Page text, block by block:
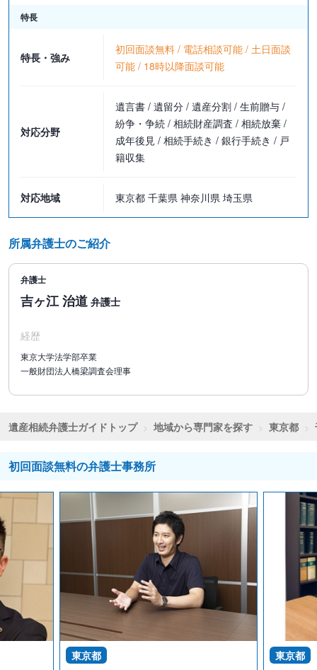
私は、基本的に取り扱う事件に制限を設けていません。
これまでの弁護士生活の中で、よほど特殊な領域の事件でない限
り、何らかの形でほとんどのタイプの事件に関わっているのではな
いかと思います。
を変えたり関係する領域を伸ばしたりして、最初のうちには考えて
いなかったことが問題になることが往々にしてあるからです。
例えば、土地の売買をめぐる事件では、税法の問題やそれこそ相続
の問題が登場することがありますし、外国人の刑事事件を扱ってい
私は好奇心の強い性格だということもあって、取扱い分野を限定す
相続問題のお悩みはぜひご相談ください
特長
特長・強み
初回面談無料 / 電話相談可能 / 土日面談
可能 / 18時以降面談可能
対応分野
遺言書 / 遺留分 / 遺産分割 / 生前贈与 /
紛争・争続 / 相続財産調査 / 相続放棄 /
成年後見 / 相続手続き / 銀行手続き / 戸
籍収集
対応地域 東京都 千葉県 神奈川県 埼玉県
所属弁護士のご紹介
弁護士
吉ヶ江 治道 弁護士
経歴
東京大学法学部卒業
一般財団法人橋梁調査会理事
遺産相続弁護士ガイドトップ 地域から専門家を探す 東京都
初回面談無料の弁護士事務所
東京都 東京都